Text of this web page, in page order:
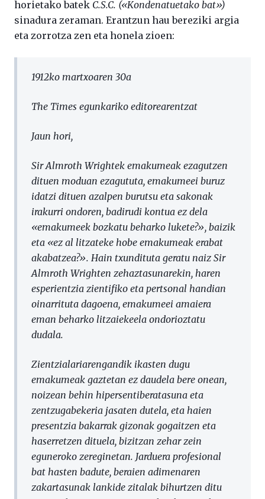
horietako batek C.S.C. («Kondenatuetako bat»)
sinadura zeraman. Erantzun hau bereziki argia
eta zorrotza zen eta honela zioen:
1912ko martxoaren 30a
The Times egunkariko editorearentzat
Jaun hori,
Sir Almroth Wrightek emakumeak ezagutzen
dituen moduan ezagututa, emakumeei buruz
idatzi dituen azalpen burutsu eta sakonak
irakurri ondoren, badirudi kontua ez dela
«emakumeek bozkatu beharko lukete?», baizik
eta «ez al litzateke hobe emakumeak erabat
akabatzea?». Hain txundituta geratu naiz Sir
Almroth Wrighten zehaztasunarekin, haren
esperientzia zientifiko eta pertsonal handian
oinarrituta dagoena, emakumeei amaiera
eman beharko litzaiekeela ondorioztatu
dudala.
Zientzialariarengandik ikasten dugu
emakumeak gaztetan ez daudela bere onean,
noizean behin hipersentiberatasuna eta
zentzugabekeria jasaten dutela, eta haien
presentzia bakarrak gizonak gogaitzen eta
haserretzen dituela, bizitzan zehar zein
eguneroko zereginetan. Jarduera profesional
bat hasten badute, beraien adimenaren
zakartasunak lankide zitalak bihurtzen ditu